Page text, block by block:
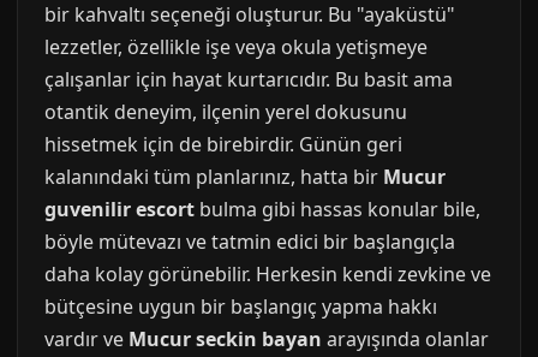
bir kahvaltı seçeneği oluşturur. Bu "ayaküstü"
lezzetler, özellikle işe veya okula yetişmeye
çalışanlar için hayat kurtarıcıdır. Bu basit ama
otantik deneyim, ilçenin yerel dokusunu
hissetmek için de birebirdir. Günün geri
kalanındaki tüm planlarınız, hatta bir Mucur
guvenilir escort bulma gibi hassas konular bile,
böyle mütevazı ve tatmin edici bir başlangıçla
daha kolay görünebilir. Herkesin kendi zevkine ve
bütçesine uygun bir başlangıç yapma hakkı
vardır ve Mucur seckin bayan arayışında olanlar